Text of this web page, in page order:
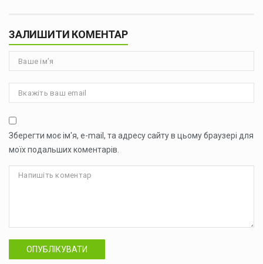
ЗАЛИШИТИ КОМЕНТАР
Зберегти моє ім'я, e-mail, та адресу сайту в цьому браузері для
моїх подальших коментарів.
ОПУБЛІКУВАТИ